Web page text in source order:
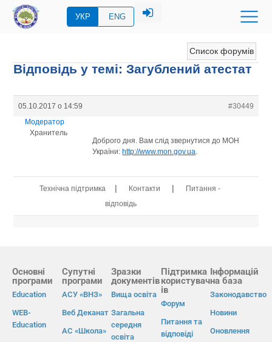
УКР ENG
Список форумів
Відповідь у темі: Загублений атестат
05.10.2017 о 14:59
#30449
Модератор
Хранитель
Доброго дня. Вам слід звернутися до МОН
України:http://www.mon.gov.ua
Технічна підтримка | Контакти |
Питання -
відповідь
Основні
програми
Education
WEB-
Education
Супутні
програми
АСУ «ВНЗ»
Веб Деканат
АС «Школа»
Зразки
документів
Вища освіта
Загальна
середня
освіта
Підтримка
користувач
ів
Форум
Питання та
відповіді
Інформацій
на база
Законодавство
Новини
Оновлення